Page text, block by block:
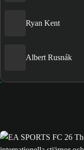
Ryan Kent
Albert Rusnák